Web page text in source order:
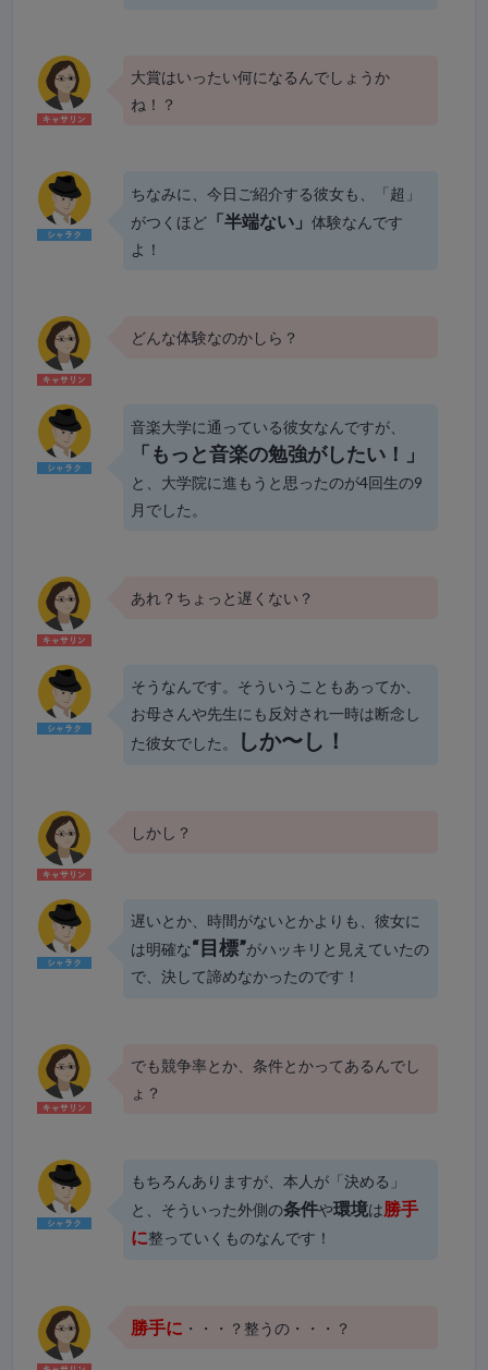
大賞はいったい何になるんでしょうか
ね！？
ちなみに、今日ご紹介する彼女も、「超」
がつくほど「半端ない」 体験なんです
よ！
どんな体験なのかしら？
音楽大学に通っている彼女なんですが、
「もっと音楽の勉強がしたい！」
と、大学院に進もうと思ったのが4回生の9
月でした。
あれ？ちょっと遅くない？
そうなんです。そういうこともあってか、
お母さんや先生にも反対され一時は断念し
た彼女でした。
しか〜し！
しかし？
遅いとか、時間がないとかよりも、彼女に
は明確な“目標”がハッキリと見えていたの
で、決して諦めなかったのです！
でも競争率とか、条件とかってあるんでし
ょ？
もちろんありますが、本人が「決める」
と、そういった外側の条件や環境は勝手
に整っていくものなんです！
勝手に ・・・？整うの・・・？